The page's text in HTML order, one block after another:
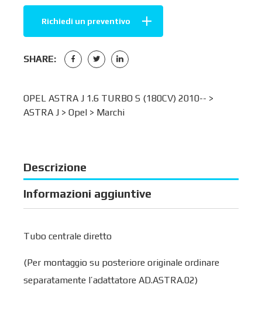
Richiedi un preventivo
SHARE:
OPEL ASTRA J 1.6 TURBO S (180CV) 2010-- >
ASTRA J > Opel > Marchi
Descrizione
Informazioni aggiuntive
Tubo centrale diretto
(Per montaggio su posteriore originale ordinare
separatamente l’adattatore AD.ASTRA.02)